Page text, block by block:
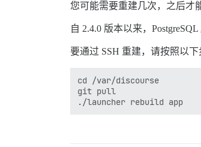
您可能需要重建几次，之后才
自 2.4.0 版本以来，
要通过 SSH 重建，请按照以下
cd /var/discourse
git pull